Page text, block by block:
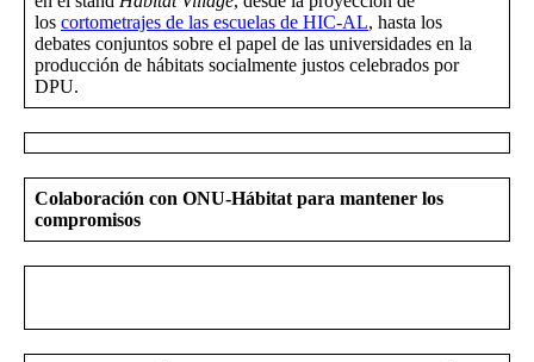
los cortometrajes de las escuelas de HIC-AL, hasta los
debates conjuntos sobre el papel de las universidades en la
producción de hábitats socialmente justos celebrados por
DPU.
Colaboración con ONU-Hábitat para mantener los
compromisos